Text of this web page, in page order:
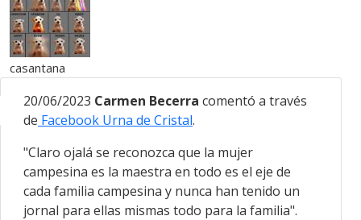
casantana
20/06/2023 Carmen Becerra comentó a través
de Facebook Urna de Cristal.
"Claro ojalá se reconozca que la mujer
campesina es la maestra en todo es el eje de
cada familia campesina y nunca han tenido un
jornal para ellas mismas todo para la familia".